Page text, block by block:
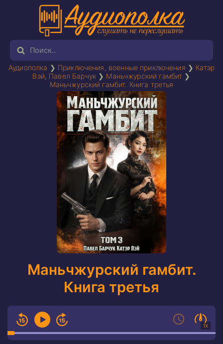
Аудиополка ❯ Приключения, военные приключения ❯ Катэр
Вэй Павел Барчук ❯ Маньчжурский гамбит ❯
Маньчжурский гамбит. Книга третья
Маньчжурский гамбит.
Книга третья
1X